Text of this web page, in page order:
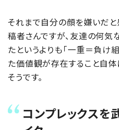
それまで自分の顔を嫌いだ
稿者さんですが、友達の何気
たというよりも「一重＝負け
た価値観が存在すること自
そうです。
コンプレックスを